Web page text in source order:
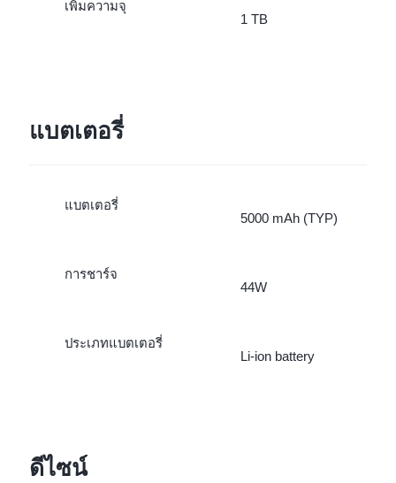
เพิ่มความจุ
1 TB
แบตเตอรี่
แบตเตอรี่
5000 mAh (TYP)
การชาร์จ
44W
ประเภทแบตเตอรี่
Li-ion battery
ดีไซน์